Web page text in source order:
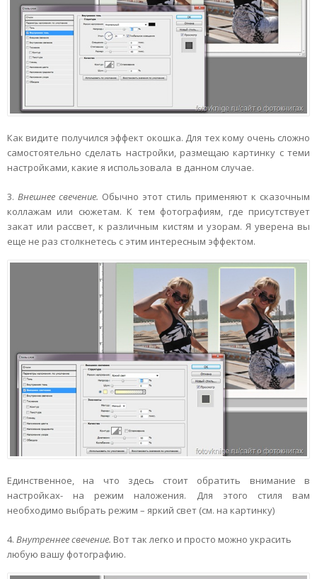
Как видите получился эффект окошка. Для тех кому очень сложно
самостоятельно сделать настройки, размещаю картинку с теми
настройками, какие я использовала в данном случае.
3. Внешнее свечение. Обычно этот стиль применяют к сказочным
коллажам или сюжетам. К тем фотографиям, где присутствует
закат или рассвет, к различным кистям и узорам. Я уверена вы
еще не раз столкнетесь с этим интересным эффектом.
Единственное, на что здесь стоит обратить внимание в
настройках- на режим наложения. Для этого стиля вам
необходимо выбрать режим – яркий свет (см. на картинку)
4. Внутреннее свечение. Вот так легко и просто можно украсить
любую вашу фотографию.